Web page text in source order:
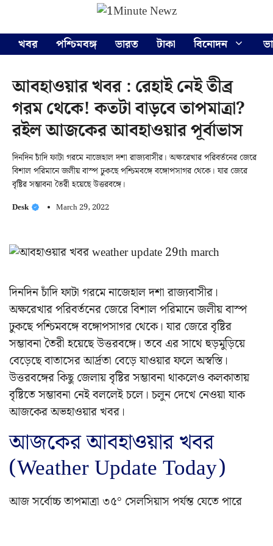
content
খবর
পশ্চিমবঙ্গ ভারত টাকা বিনোদন
আবহাওয়ার খবর : রেহাই নেই তীব্র
গরম থেকে! কতটা বাড়বে তাপমাত্রা?
রইল আজকের আবহাওয়ার পূর্বাভাস
দিনদিন চাঁদি ফাটা গরমে নাজেহাল দশা রাজ্যবাসীর। অক্ষরেখার পরিবর্তনের জেরে
বিশাল পরিমানে জলীয় বাস্প ঢুকছে পশ্চিমবঙ্গে বঙ্গোপসাগর থেকে। যার জেরে
বৃষ্টির সম্ভাবনা তৈরী হয়েছে উত্তরবঙ্গে।
Desk March 29, 2022
দিনদিন চাঁদি ফাটা গরমে নাজেহাল দশা রাজ্যবাসীর।
অক্ষরেখার পরিবর্তনের জেরে বিশাল পরিমানে জলীয় বাস্প
ঢুকছে পশ্চিমবঙ্গে বঙ্গোপসাগর থেকে। যার জেরে বৃষ্টির
সম্ভাবনা তৈরী হয়েছে উত্তরবঙ্গে। তবে এর সাথে হুড়মুড়িয়ে
বেড়েছে বাতাসের আর্দ্রতা বেড়ে যাওয়ার ফলে অস্বস্তি।
উত্তরবঙ্গের কিছু জেলায় বৃষ্টির সম্ভাবনা থাকলেও কলকাতায়
বৃষ্টিতে সম্ভাবনা নেই বললেই চলে। চলুন দেখে নেওয়া যাক
আজকের অভহাওয়ার খবর।
আজকের আবহাওয়ার খবর
(Weather Update Today)
আজ সর্বোচ্চ তাপমাত্রা ৩৫° সেলসিয়াস পর্যন্ত যেতে পারে